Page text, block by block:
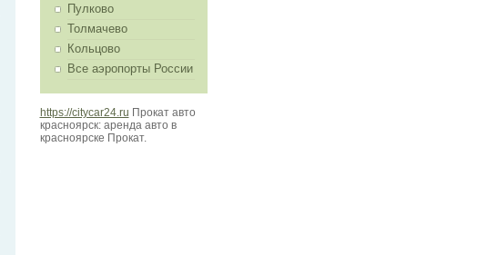
Пулково
Толмачево
Кольцово
Все аэропорты России
https://citycar24.ru Прокат авто
красноярск: аренда авто в
красноярске Прокат.